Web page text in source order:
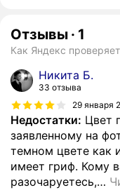
Отзывы · 1
Как Яндекс
Никита Б.
33 отзыва
29 января
Недостатки: Цвет
заявленному на
темном цвете как
имеет гриф. Кому
разочаруетесь,…